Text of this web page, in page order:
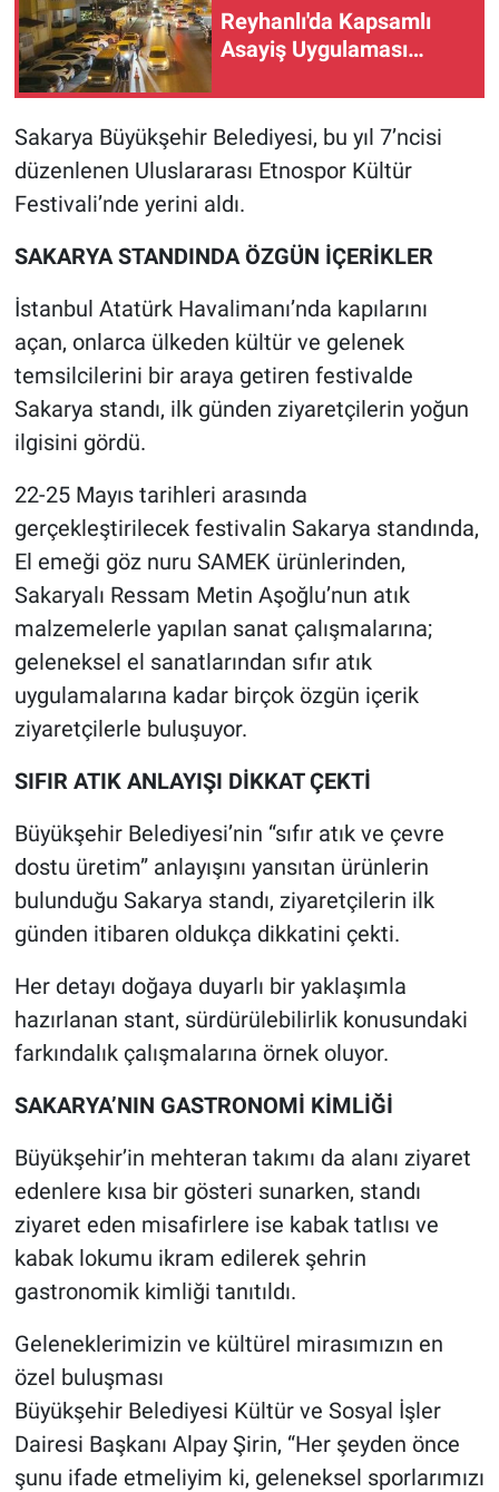
Reyhanlı'da Kapsamlı
Asayiş Uygulaması…
Sakarya Büyükşehir Belediyesi, bu yıl 7’ncisi
düzenlenen Uluslararası Etnospor Kültür
Festivali’nde yerini aldı.
SAKARYA STANDINDA ÖZGÜN İÇERİKLER
İstanbul Atatürk Havalimanı’nda kapılarını
açan, onlarca ülkeden kültür ve gelenek
temsilcilerini bir araya getiren festivalde
Sakarya standı, ilk günden ziyaretçilerin yoğun
ilgisini gördü.
22-25 Mayıs tarihleri arasında
gerçekleştirilecek festivalin Sakarya standında,
El emeği göz nuru SAMEK ürünlerinden,
Sakaryalı Ressam Metin Aşoğlu’nun atık
malzemelerle yapılan sanat çalışmalarına;
geleneksel el sanatlarından sıfır atık
uygulamalarına kadar birçok özgün içerik
ziyaretçilerle buluşuyor.
SIFIR ATIK ANLAYIŞI DİKKAT ÇEKTİ
Büyükşehir Belediyesi’nin “sıfır atık ve çevre
dostu üretim” anlayışını yansıtan ürünlerin
bulunduğu Sakarya standı, ziyaretçilerin ilk
günden itibaren oldukça dikkatini çekti.
Her detayı doğaya duyarlı bir yaklaşımla
hazırlanan stant, sürdürülebilirlik konusundaki
farkındalık çalışmalarına örnek oluyor.
SAKARYA’NIN GASTRONOMİ KİMLİĞİ
Büyükşehir’in mehteran takımı da alanı ziyaret
edenlere kısa bir gösteri sunarken, standı
ziyaret eden misafirlere ise kabak tatlısı ve
kabak lokumu ikram edilerek şehrin
gastronomik kimliği tanıtıldı.
Geleneklerimizin ve kültürel mirasımızın en
özel buluşması
Büyükşehir Belediyesi Kültür ve Sosyal İşler
Dairesi Başkanı Alpay Şirin, “Her şeyden önce
şunu ifade etmeliyim ki, geleneksel sporlarımızı